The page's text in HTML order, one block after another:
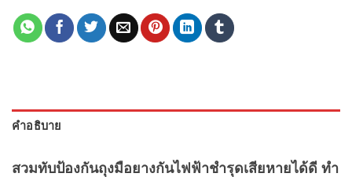
คำอธิบาย
สวมทับป้องกันถุงมือยางกันไฟฟ้าชำรุดเสียหายได้ดี ทำ